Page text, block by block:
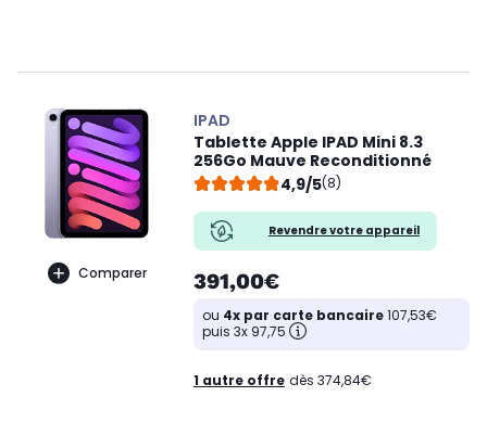
Comparer
IPAD
Tablette Apple IPAD Mini 8.3
256Go Mauve Reconditionné
4,9/5(8)
Revendre votre appareil
391,00€
ou 4x par carte bancaire107,53€
puis 3x 97,75
1 autre offre dès 374,84€